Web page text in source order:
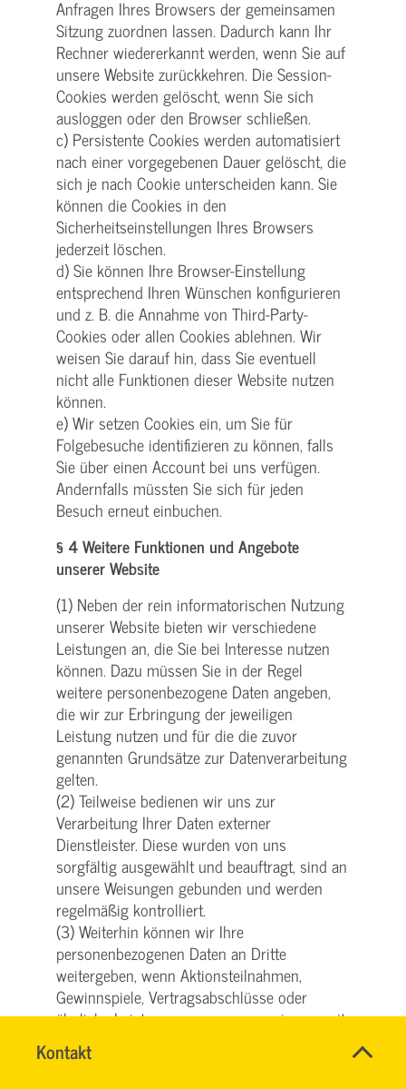
Kontakt
SVG
Name*
Anfragen Ihres Browsers der gemeinsamen
Sitzung zuordnen lassen. Dadurch kann Ihr
Rechner wiedererkannt werden, wenn Sie auf
unsere Website zurückkehren. Die Session-
Cookies werden gelöscht, wenn Sie sich
ausloggen oder den Browser schließen.
c) Persistente Cookies werden automatisiert
nach einer vorgegebenen Dauer gelöscht, die
sich je nach Cookie unterscheiden kann. Sie
können die Cookies in den
Sicherheitseinstellungen Ihres Browsers
jederzeit löschen.
d) Sie können Ihre Browser-Einstellung
entsprechend Ihren Wünschen konfigurieren
und z. B. die Annahme von Third-Party-
Cookies oder allen Cookies ablehnen. Wir
weisen Sie darauf hin, dass Sie eventuell
nicht alle Funktionen dieser Website nutzen
können.
e) Wir setzen Cookies ein, um Sie für
Folgebesuche identifizieren zu können, falls
Sie über einen Account bei uns verfügen.
Andernfalls müssten Sie sich für jeden
Besuch erneut einbuchen.
§ 4 Weitere Funktionen und Angebote
unserer Website
(1) Neben der rein informatorischen Nutzung
unserer Website bieten wir verschiedene
Leistungen an, die Sie bei Interesse nutzen
können. Dazu müssen Sie in der Regel
weitere personenbezogene Daten angeben,
die wir zur Erbringung der jeweiligen
Leistung nutzen und für die die zuvor
genannten Grundsätze zur Datenverarbeitung
gelten.
(2) Teilweise bedienen wir uns zur
Verarbeitung Ihrer Daten externer
Dienstleister. Diese wurden von uns
sorgfältig ausgewählt und beauftragt, sind an
unsere Weisungen gebunden und werden
regelmäßig kontrolliert.
(3) Weiterhin können wir Ihre
personenbezogenen Daten an Dritte
weitergeben, wenn Aktionsteilnahmen,
Gewinnspiele, Vertragsabschlüsse oder
ähnliche Leistungen von uns gemeinsam mit
Partnern angeboten werden. Nähere
Informationen hierzu erhalten Sie bei Angabe